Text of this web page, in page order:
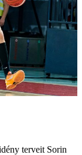
terveit Sorin